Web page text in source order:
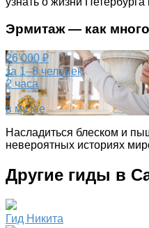
Эрмитаж — как
26’000 ₽
за 1–8 человек
2 часа
•
в музее
Насладиться блеском и
невероятных историях
Другие гиды в
Гид Никита